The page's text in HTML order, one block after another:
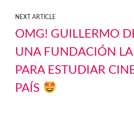
NEXT ARTICLE
OMG! GUILLERMO
UNA FUNDACIÓN
PARA ESTUDIAR
PAÍS